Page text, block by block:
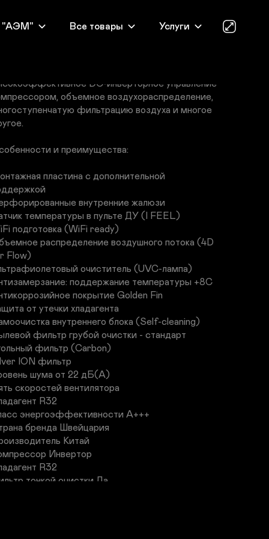
"АЭМ" Все товары Услуги
покрытие черного цвета и
DC-инверторное управление
объемное воздухораспределение,
фильтрацию воздуха и многое
и преимущества:
пластина с дополнительной
внутренние жалюзи
температуры в пульте ДУ (I FEEL)
подготовка (WiFi ready)
распределение воздушного потока (4D
Flow)
очиститель (UVC-лампа)
поддержание температуры +8С
покрытие Golden Fin
от утечки хладагента
внутреннего блока (Self-cleaning)
фильтр грубой очистки - стандарт
фильтр (Carbon)
ION фильтр
шума от 22 дБ(А)
скоростей вентилятора
R32
энергоэффективности A+++
бренда Швейцария
Китай
Инвертор
R32
тонкой очистки Да